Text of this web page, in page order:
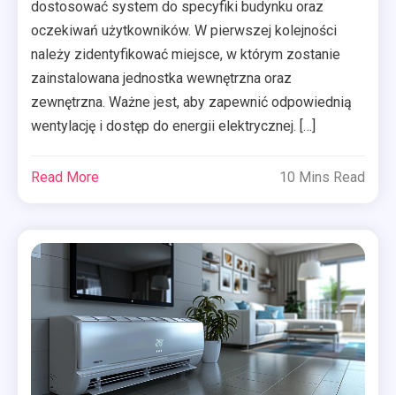
dostosować system do specyfiki budynku oraz
oczekiwań użytkowników. W pierwszej kolejności
należy zidentyfikować miejsce, w którym zostanie
zainstalowana jednostka wewnętrzna oraz
zewnętrzna. Ważne jest, aby zapewnić odpowiednią
wentylację i dostęp do energii elektrycznej. […]
Read More 10 Mins Read